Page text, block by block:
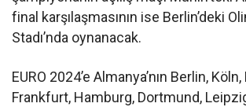
final karşılaşmasının ise Berlin’deki
Stadı’nda oynanacak.
EURO 2024’e Almanya’nın Berlin,
Frankfurt, Hamburg, Dortmund,